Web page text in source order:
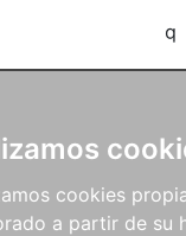
cookies
a partir de su
b